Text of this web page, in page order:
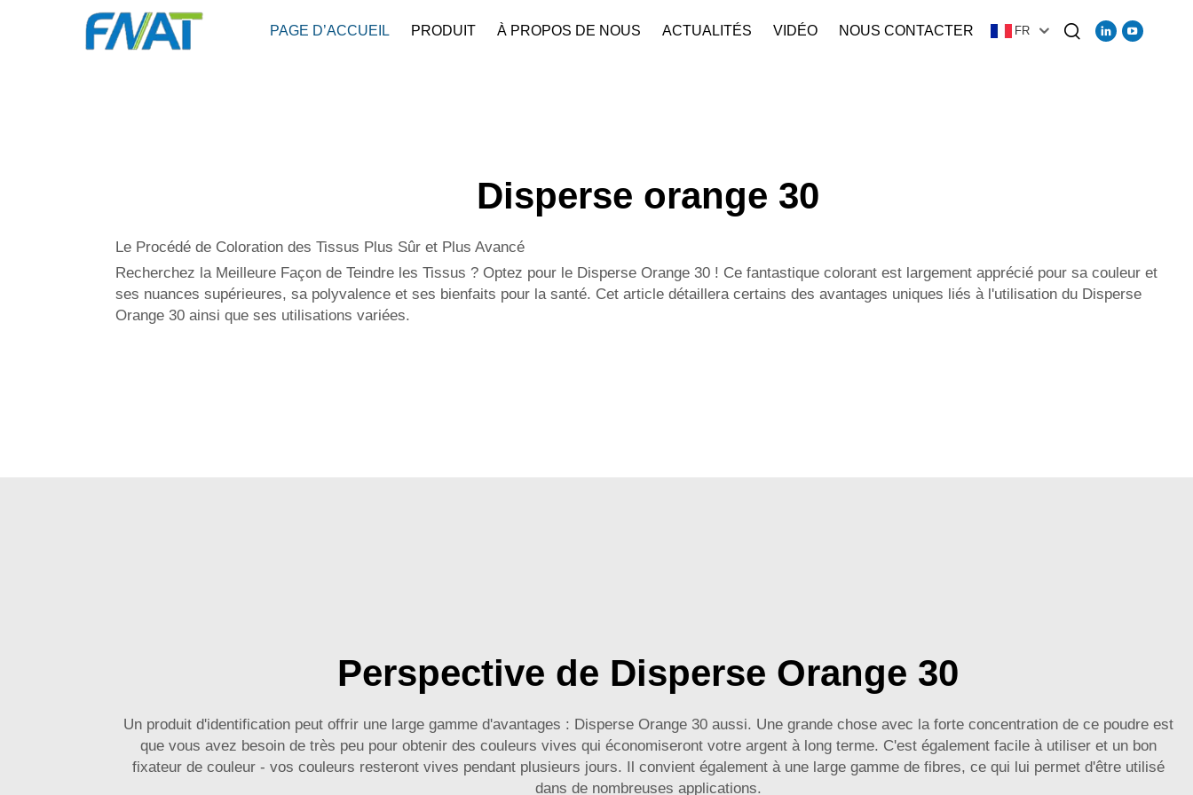
PAGE D’ACCUEIL PRODUIT À PROPOS DE NOUS ACTUALITÉS VIDÉO NOUS CONTACTER FR
Disperse orange 30
Le Procédé de Coloration des Tissus Plus Sûr et Plus Avancé
Recherchez la Meilleure Façon de Teindre les Tissus ? Optez pour le Disperse Orange 30 ! Ce fantastique colorant est largement apprécié pour sa couleur et
ses nuances supérieures, sa polyvalence et ses bienfaits pour la santé. Cet article détaillera certains des avantages uniques liés à l'utilisation du Disperse
Orange 30 ainsi que ses utilisations variées.
Perspective de Disperse Orange 30
Un produit d'identification peut offrir une large gamme d'avantages : Disperse Orange 30 aussi. Une grande chose avec la forte concentration de ce poudre est
que vous avez besoin de très peu pour obtenir des couleurs vives qui économiseront votre argent à long terme. C'est également facile à utiliser et un bon
fixateur de couleur - vos couleurs resteront vives pendant plusieurs jours. Il convient également à une large gamme de fibres, ce qui lui permet d'être utilisé
dans de nombreuses applications.